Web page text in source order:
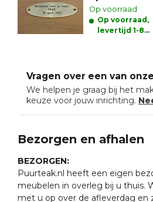
Op voorraad
Op voorraad,
levertijd 1-8
Vragen over een van
We helpen je graag bij het
keuze voor jouw inrichting.
Bezorgen en afhalen
BEZORGEN:
Puurteak.nl heeft een eigen
meubelen in overleg bij u thuis.
met u op over de afleverdag en